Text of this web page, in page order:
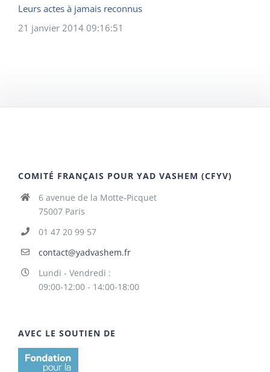
Leurs actes à jamais reconnus
21 janvier 2014 09:16:51
COMITÉ FRANÇAIS POUR YAD VASHEM (CFYV)
6 avenue de la Motte-Picquet
75007 Paris
01 47 20 99 57
contact@yadvashem.fr
Lundi - Vendredi :
09:00-12:00 - 14:00-18:00
AVEC LE SOUTIEN DE